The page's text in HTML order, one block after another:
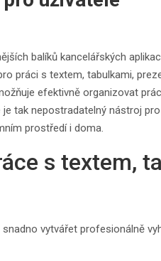
balíků kancelářských
práci s textem, tabulkami,
efektivně organizovat
tak nepostradatelný nástroj
prostředí i doma.
s textem,
vytvářet profesionálně